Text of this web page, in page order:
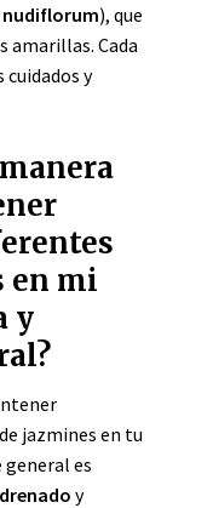
), que
amarillas. Cada
y
en mi
y
jazmines en tu
general es
y